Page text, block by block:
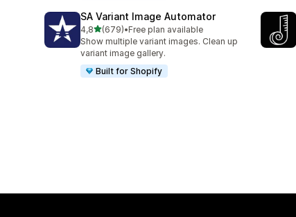
SA Variant Image Automator
4,8de 5 estrelas
(679)
679 total de avaliações
•Free plan available
Show multiple variant images. Clean up
variant image gallery.
Built for Shopify